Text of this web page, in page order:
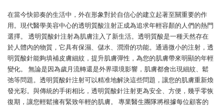
在當今快節奏的生活中，外在形象對於自信心的建立起著至關重要的作
用。現代醫學美容中心的透明質酸注射正成為追求年輕容顏的人們的熱門
選擇。 透明質酸針注射為肌膚注入了新生活。透明質酸是一種天然存在
於人體內的物質，它具有保濕、儲水、潤滑的功能。通過微小的注射，透
明質酸針能夠填補皮膚細紋，提升肌膚彈性，為您的肌膚帶來明顯的年輕
變化。 無論是因為歲月流轉還是外界環境影響，肌膚都會出現細紋、鬆
弛等問題。透明質酸針注射可以精准地解決這些問題，讓您的肌膚重新煥
發光彩。與傳統的手術相比，透明質酸針注射更為安全、方便，幾乎零恢
復期，讓您輕鬆擁有緊致年輕的肌膚。 專業醫生團隊將根據每位顧客的